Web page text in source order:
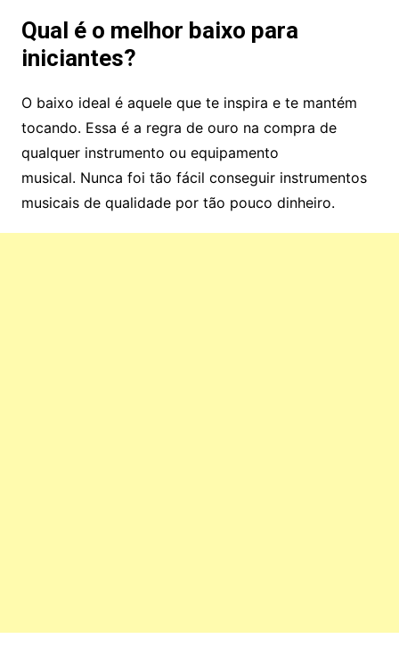
Qual é o melhor baixo para
iniciantes?
O baixo ideal é aquele que te inspira e te mantém
tocando. Essa é a regra de ouro na compra de
qualquer instrumento ou equipamento
musical. Nunca foi tão fácil conseguir instrumentos
musicais de qualidade por tão pouco dinheiro.